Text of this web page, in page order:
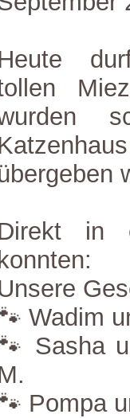
in
konnten:
Wadim
Sasha
Pompa